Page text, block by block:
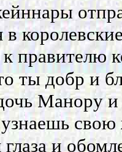
правителю
ты добр и
Манору и
свою
и